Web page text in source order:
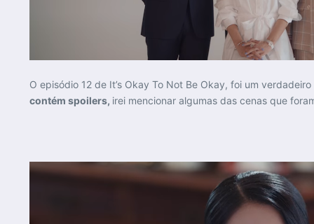
O episódio 12 de It’s Okay To Not Be Okay, foi um
contém spoilers, irei mencionar algumas das cenas que